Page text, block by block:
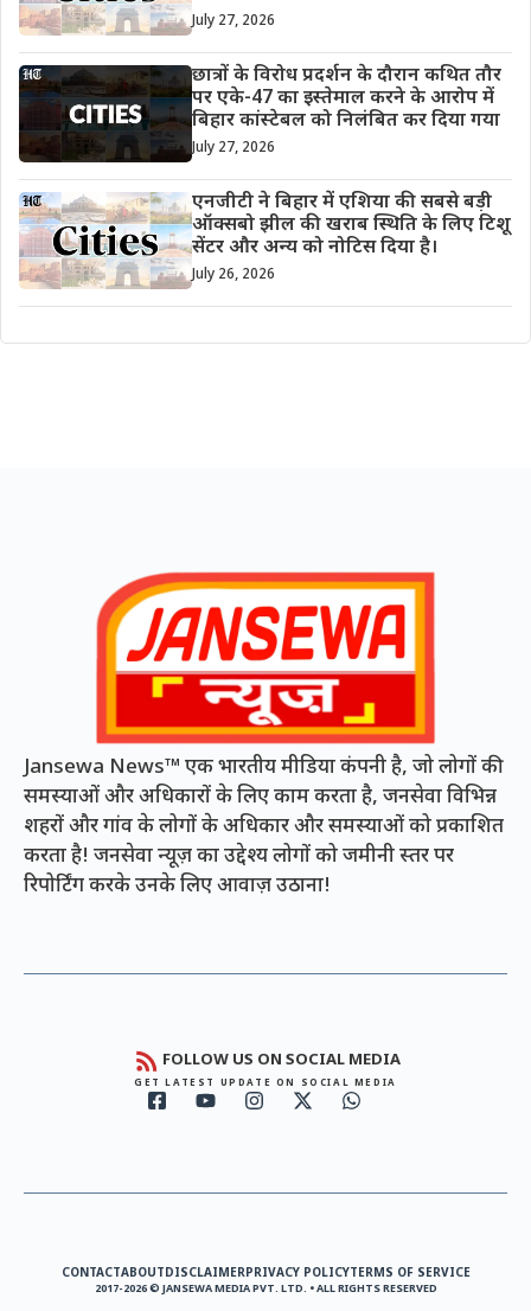
July 27, 2026
छात्रों के विरोध प्रदर्शन के दौरान कथित तौर
पर एके-47 का इस्तेमाल करने के आरोप में
बिहार कांस्टेबल को निलंबित कर दिया गया
July 27, 2026
एनजीटी ने बिहार में एशिया की सबसे बड़ी
ऑक्सबो झील की खराब स्थिति के लिए टिशू
सेंटर और अन्य को नोटिस दिया है।
July 26, 2026
Jansewa News™ एक भारतीय मीडिया कंपनी है, जो लोगों की
समस्याओं और अधिकारों के लिए काम करता है, जनसेवा विभिन्न
शहरों और गांव के लोगों के अधिकार और समस्याओं को प्रकाशित
करता है! जनसेवा न्यूज़ का उद्देश्य लोगों को जमीनी स्तर पर
रिपोर्टिंग करके उनके लिए आवाज़ उठाना!
FOLLOW US ON SOCIAL MEDIA
GET LATEST UPDATE ON SOCIAL MEDIA
CONTACTABOUTDISCLAIMERPRIVACY POLICYTERMS OF SERVICE
2017-2026 © JANSEWA MEDIA PVT. LTD. • ALL RIGHTS RESERVED